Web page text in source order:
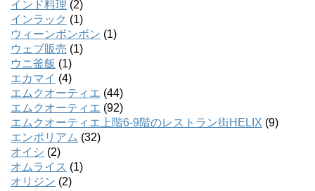
インド料理 (2)
インラック (1)
ウィーンボンボン (1)
ウェブ販売 (1)
ウニ釜飯 (1)
エカマイ (4)
エムクオーティエ (44)
エムクオーティエ (92)
エムクオーティエ上階6-9階のレストラン街HELIX (9)
エンポリアム (32)
オイシ (2)
オムライス (1)
オリジン (2)